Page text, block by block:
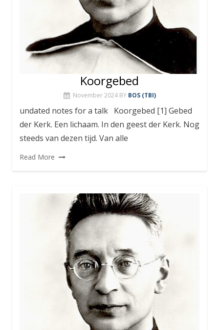
Koorgebed
November 2024 BY BOS (TBI)
undated notes for a talk Koorgebed [1] Gebed
der Kerk. Een lichaam. In den geest der Kerk. Nog
steeds van dezen tijd. Van alle
Read More